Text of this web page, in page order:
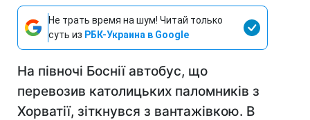
Не трать время на шум! Читай только
суть из РБК-Украина в Google
На півночі Боснії автобус, що
перевозив католицьких паломників з
Хорватії, зіткнувся з вантажівкою. В